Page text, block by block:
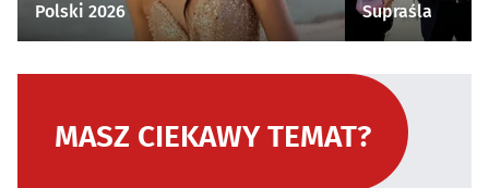
Polski 2026
Supraśla
MASZ CIEKAWY TEMAT?